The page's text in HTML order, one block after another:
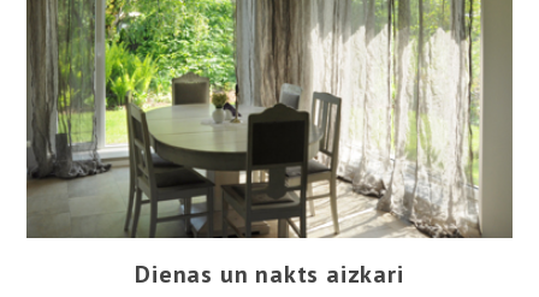
Dienas un nakts aizkari